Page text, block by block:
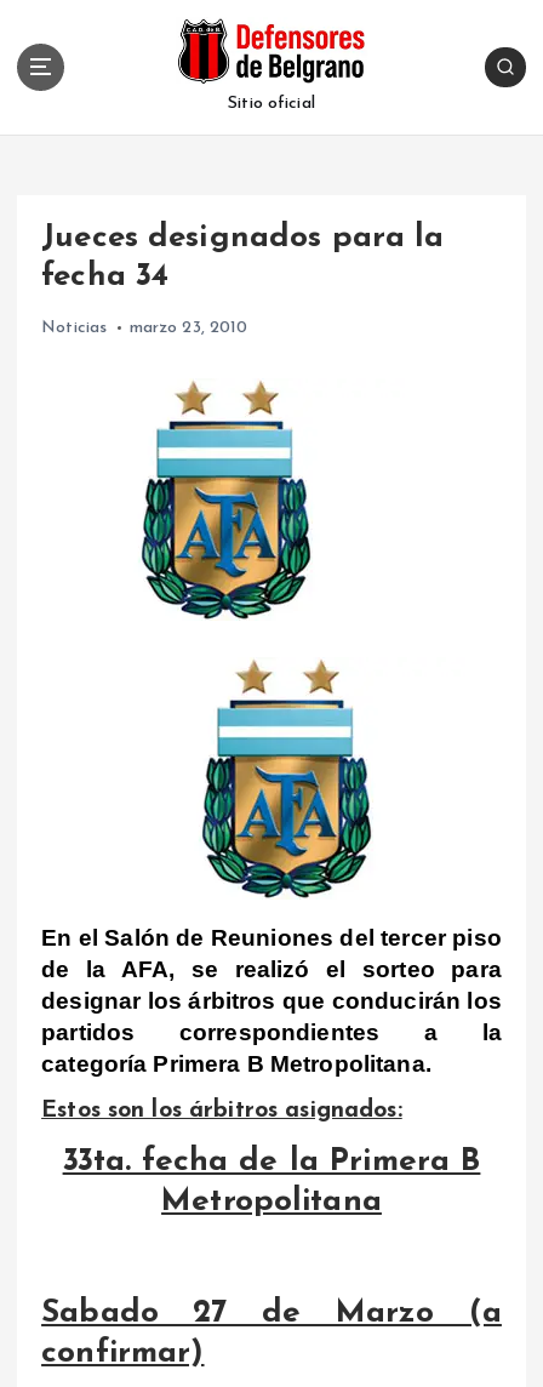
Sitio oficial
Jueces designados para la
fecha 34
Noticias marzo 23, 2010
En el Salón de Reuniones del tercer piso
de la AFA, se realizó el sorteo para
designar los árbitros que conducirán los
partidos correspondientes a la
categoría Primera B Metropolitana.
Estos son los árbitros asignados:
33ta. fecha de la Primera B
Metropolitana
Sabado 27 de Marzo (a
confirmar)